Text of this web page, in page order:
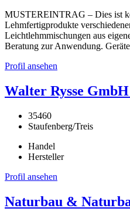
MUSTEREINTRAG – Dies ist
Lehmfertigprodukte
Leichtlehmmischungen aus
Beratung zur Anwendung.
Profil ansehen
Walter Rysse
35460
Staufenberg/Treis
Handel
Hersteller
Profil ansehen
Naturbau &